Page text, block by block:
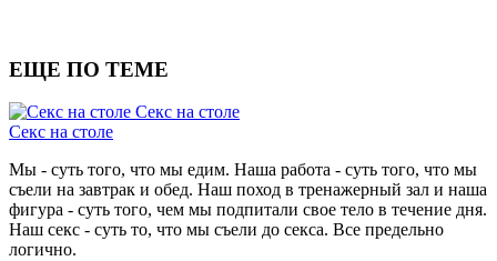
ЕЩЕ ПО ТЕМЕ
Секс на столе
Секс на столе
Мы - суть того, что мы едим. Наша работа - суть того, что мы
съели на завтрак и обед. Наш поход в тренажерный зал и наша
фигура - суть того, чем мы подпитали свое тело в течение дня.
Наш секс - суть то, что мы съели до секса. Все предельно
логично.